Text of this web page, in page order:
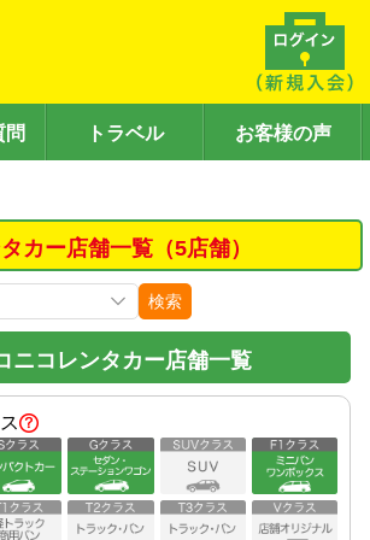
問 トラベル お客様の声
カー店舗一覧（5店舗）
検索
ニコレンタカー店舗一覧